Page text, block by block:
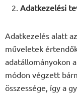
Adatkezelési
Adatkezelés alatt
műveletek
adatállományokon
módon végzett
összessége, így a